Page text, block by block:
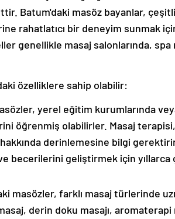
Batum'daki masöz bayanlar,
rahatlatıcı bir deneyim sunmak
genellikle masaj salonlarında,
özelliklere sahip olabilir:
yerel eğitim kurumlarında
öğrenmiş olabilirler. Masaj
derinlemesine bilgi
becerilerini geliştirmek için yıllarca
masözler, farklı masaj türlerinde
derin doku masajı, aromaterapi